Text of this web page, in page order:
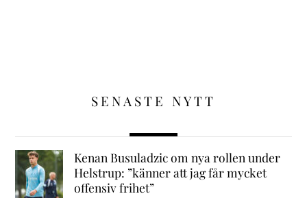
SENASTE NYTT
Kenan Busuladzic om nya rollen under
Helstrup: ”känner att jag får mycket
offensiv frihet”